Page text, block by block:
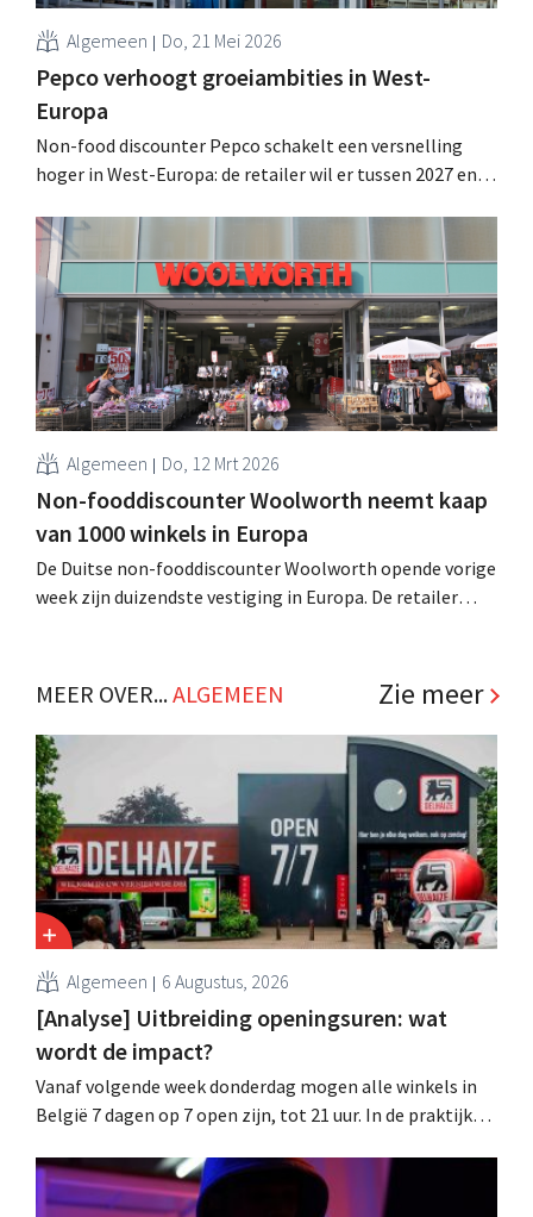
Algemeen Do, 21 Mei 2026
Pepco verhoogt groeiambities in West-
Europa
Non-food discounter Pepco schakelt een versnelling
hoger in West-Europa: de retailer wil er tussen 2027 en
Algemeen Do, 12 Mrt 2026
Non-fooddiscounter Woolworth neemt kaap
van 1000 winkels in Europa
De Duitse non-fooddiscounter Woolworth opende vorige
week zijn duizendste vestiging in Europa. De retailer
MEER OVER...ALGEMEEN Zie meer
Algemeen 6 Augustus, 2026
[Analyse] Uitbreiding openingsuren: wat
wordt de impact?
Vanaf volgende week donderdag mogen alle winkels in
België 7 dagen op 7 open zijn, tot 21 uur. In de praktijk
arbeidswetgeving een hinderpaal. Is er een gelijk
speelveld?